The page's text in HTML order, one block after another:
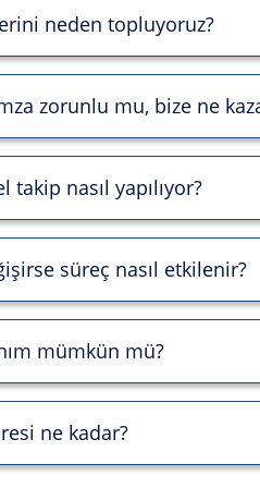
neden topluyoruz?
zorunlu mu, bize ne
takip nasıl yapılıyor?
süreç nasıl etkilenir?
mümkün mü?
ne kadar?